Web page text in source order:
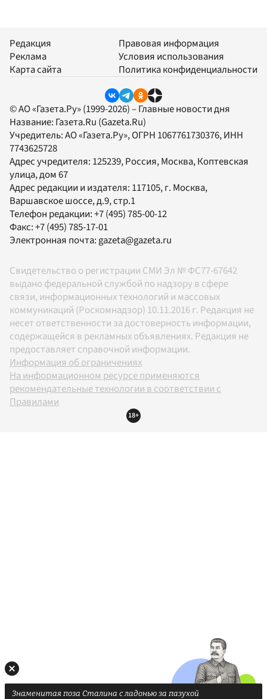
Редакция
Реклама
Карта сайта
Правовая информация
Условия использования
Политика конфиденциальности
© АО «Газета.Ру» (1999-2026) – Главные новости дня
Название: Газета.Ru (Gazeta.Ru)
Учредитель:АО «Газета.Ру», ОГРН 1067761730376, ИНН
7743625728
Адрес учредителя: 125239, Россия, Москва, Коптевская
улица, дом 67
Адрес редакции и издателя: 117105, г. Москва,
Варшавское шоссе, д.9, стр.1
Телефон редакции:+7 (495) 785-00-12
Факс:+7 (495) 785-17-01
Электронная почта:gazeta@gazeta.ru
Свидетельство о регистрации СМИ Эл № ФС77-67642
выдано федеральной службой по надзору в сфере
связи, информационных технологий и массовых
коммуникаций (Роскомнадзор) 10.11.2016 г. Редакция не
несет ответственности за достоверность информации,
содержащейся в рекламных объявлениях. Редакция не
предоставляет справочной информации.
Информация об ограничениях
На информационном ресурсе применяются
рекомендательные технологии в соответствии с
Правилами
18+
Знаменитая поза Сталина с ладонью за пазухой